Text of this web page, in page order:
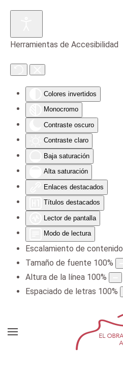
Herramientas de Accesibilidad
Colores invertidos
Monocromo
Contraste oscuro
Contraste claro
Baja saturación
Alta saturación
Enlaces destacados
Títulos destacados
Lector de pantalla
Modo de lectura
Escalamiento de contenido
Tamaño de fuente 100%
Altura de la línea 100%
Espaciado de letras 100%